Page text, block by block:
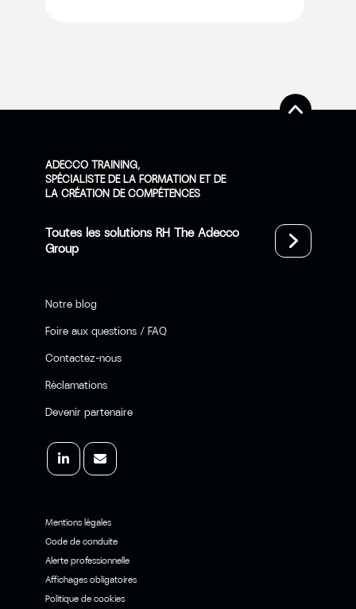
ADECCO TRAINING,
SPÉCIALISTE DE LA FORMATION ET DE
LA CRÉATION DE COMPÉTENCES
Toutes les solutions RH The Adecco
Group
Notre blog
Foire aux questions / FAQ
Contactez-nous
Réclamations
Devenir partenaire
Mentions légales
Code de conduite
Alerte professionnelle
Affichages obligatoires
Politique de cookies